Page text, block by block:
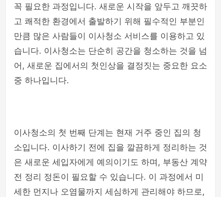
꼭 필요한 과정입니다. 새로운 시작을 앞두고 깨끗하
고 쾌적한 환경에서 출발하기 위해 필수적인 부분인
만큼 많은 사람들이 이사청소 서비스를 이용하고 있
습니다. 이사청소는 단순히 공간을 청소하는 것을 넘
어, 새로운 집에서의 첫인상을 결정짓는 중요한 요소
중 하나입니다.
이사청소의 첫 번째 단계는 현재 거주 중인 집의 청
소입니다. 이사하기 전에 집을 깔끔하게 정리하는 것
은 새로운 세입자에게 예의이기도 하며, 부동산 계약
전 정리 정돈이 필요할 수 있습니다. 이 과정에서 미
세한 먼지나 오염물까지 세심하게 관리해야 하므로,